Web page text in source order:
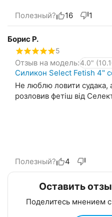
Полезный? 16 1
Борис Р.
5
Отзыв на модель:4.0"
Силикон Select Fetish 4"
Не люблю ловити судака,
розловив фетіш від
Полезный? 4
Оставить
Поделитесь мнением